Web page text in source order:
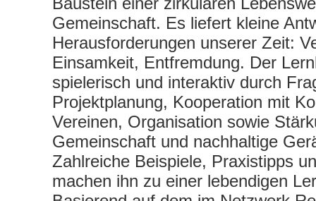
Gemeinschaft. Es liefert kleine
Herausforderungen unserer Zeit:
Einsamkeit, Entfremdung. Der
spielerisch und interaktiv durch
Projektplanung, Kooperation mit
Vereinen, Organisation sowie
Gemeinschaft und nachhaltige
Zahlreiche Beispiele, Praxistipps
machen ihn zu einer lebendigen